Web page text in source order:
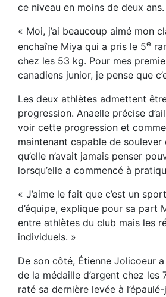
ce niveau en moins de deux ans.
« Moi, j’ai beaucoup aimé mon
enchaîne Miya qui a pris le 5e
chez les 53 kg. Pour mes
canadiens junior, je pense que
Les deux athlètes admettent
progression. Anaelle précise
voir cette progression et
maintenant capable de soulever
qu’elle n’avait jamais penser
lorsqu’elle a commencé à
« J’aime le fait que c’est un
d’équipe, explique pour sa part
entre athlètes du club mais les
individuels. »
De son côté, Étienne Jolicoeur
de la médaille d’argent chez les
raté sa dernière levée à